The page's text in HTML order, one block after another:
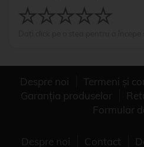
Despre noi
Termeni și
Garanția produselor
Formular
Despre noi Contact